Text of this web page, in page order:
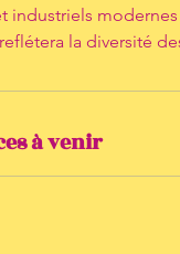
la diversité
à venir